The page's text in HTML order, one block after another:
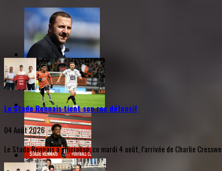
Le Stade Rennais tient son roc défensif
04 Août 2026
Le Stade Rennais a officialisé, ce mardi 4 août, l’arrivée de Charlie